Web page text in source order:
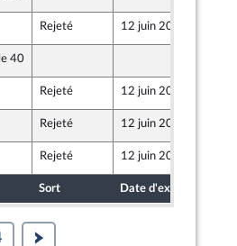
Rejeté 12 juin 2018
40
Rejeté 12 juin 2018
Rejeté 12 juin 2018
Rejeté 12 juin 2018
Sort Date d'examen